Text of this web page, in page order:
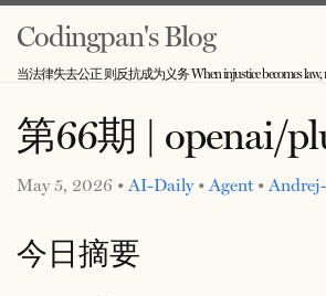
Codingpan's Blog
当法律失去公正 则反抗成为义务 When injustice becomes law,
第66期 | openai/
May 5, 2026 •AI-Daily•Agent•
今日摘要